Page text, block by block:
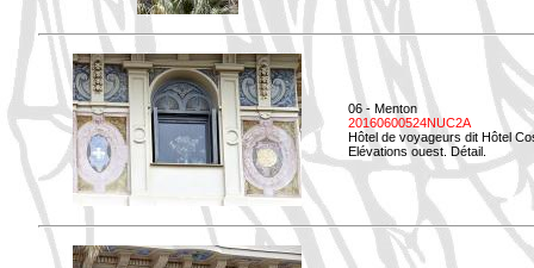
06 - Menton
20160600524NUC2A
Hôtel de voyageurs dit Hôtel
Elévations ouest. Détail.